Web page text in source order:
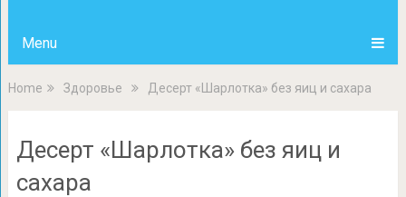
Menu
Home Здоровье Десерт «Шарлотка» без яиц и сахара
Десерт «Шарлотка» без яиц и
сахара